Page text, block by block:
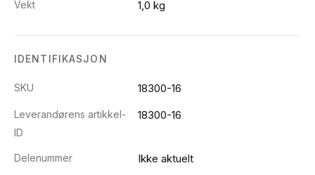
Vekt 1,0 kg
IDENTIFIKASJON
SKU 18300-16
Leverandørens artikkel-
ID
18300-16
Delenummer Ikke aktuelt